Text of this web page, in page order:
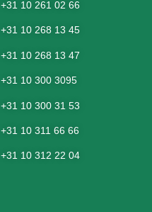
+31 10 261 02 66
+31 10 268 13 45
+31 10 268 13 47
+31 10 300 3095
+31 10 300 31 53
+31 10 311 66 66
+31 10 312 22 04